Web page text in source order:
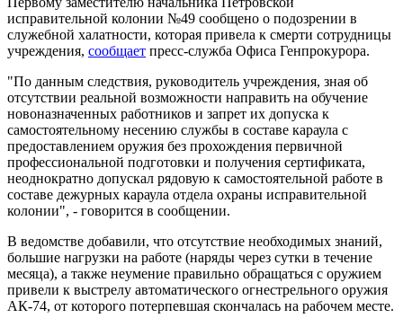
исправительной колонии №49 сообщено о подозрении в
служебной халатности, которая привела к смерти сотрудницы
учреждения, сообщает пресс-служба Офиса Генпрокурора.
"По данным следствия, руководитель учреждения, зная об
отсутствии реальной возможности направить на обучение
новоназначенных работников и запрет их допуска к
самостоятельному несению службы в составе караула с
предоставлением оружия без прохождения первичной
профессиональной подготовки и получения сертификата,
неоднократно допускал рядовую к самостоятельной работе в
составе дежурных караула отдела охраны исправительной
колонии", - говорится в сообщении.
В ведомстве добавили, что отсутствие необходимых знаний,
большие нагрузки на работе (наряды через сутки в течение
месяца), а также неумение правильно обращаться с оружием
привели к выстрелу автоматического огнестрельного оружия
АК-74, от которого потерпевшая скончалась на рабочем месте.